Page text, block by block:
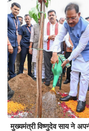
मुख्यमंत्री विष्णुदेव साय ने